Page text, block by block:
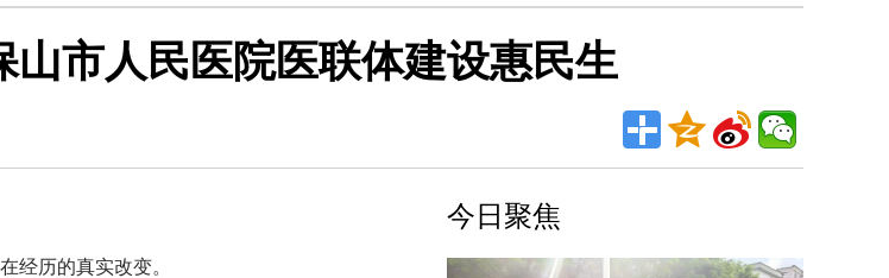
市人民医院医联体建设惠民生
历的真实改变。
今日聚焦